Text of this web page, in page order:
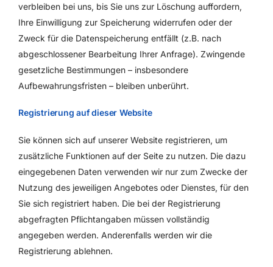
verbleiben bei uns, bis Sie uns zur Löschung auffordern,
Ihre Einwilligung zur Speicherung widerrufen oder der
Zweck für die Datenspeicherung entfällt (z.B. nach
abgeschlossener Bearbeitung Ihrer Anfrage). Zwingende
gesetzliche Bestimmungen – insbesondere
Aufbewahrungsfristen – bleiben unberührt.
Registrierung auf dieser Website
Sie können sich auf unserer Website registrieren, um
zusätzliche Funktionen auf der Seite zu nutzen. Die dazu
eingegebenen Daten verwenden wir nur zum Zwecke der
Nutzung des jeweiligen Angebotes oder Dienstes, für den
Sie sich registriert haben. Die bei der Registrierung
abgefragten Pflichtangaben müssen vollständig
angegeben werden. Anderenfalls werden wir die
Registrierung ablehnen.